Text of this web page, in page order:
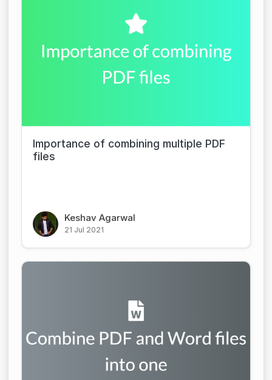
Importance of combining multiple PDF
files
Keshav Agarwal
21 Jul 2021